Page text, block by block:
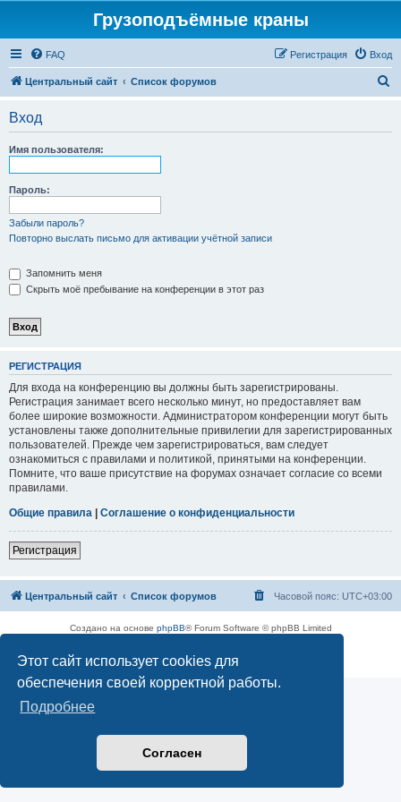
Этот сайт использует cookies для
обеспечения своей корректной работы.
Подробнее
Согласен
Грузоподъёмные краны
FAQ Вход
Регистрация
Центральный сайт Список форумов
Вход
Имя пользователя:
Пароль:
Забыли пароль?
Повторно выслать письмо для активации учётной записи
Запомнить меня
Скрыть моё пребывание на конференции в этот раз
РЕГИСТРАЦИЯ
Для входа на конференцию вы должны быть зарегистрированы.
Регистрация занимает всего несколько минут, но предоставляет вам
более широкие возможности. Администратором конференции могут быть
установлены также дополнительные привилегии для зарегистрированных
пользователей. Прежде чем зарегистрироваться, вам следует
ознакомиться с правилами и политикой, принятыми на конференции.
Помните, что ваше присутствие на форумах означает согласие со всеми
правилами.
Общие правила | Соглашение о конфиденциальности
Регистрация
Центральный сайт Список форумов Часовой пояс: UTC+03:00
Создано на основе phpBB® Forum Software © phpBB Limited
Конфиденциальность|Правила